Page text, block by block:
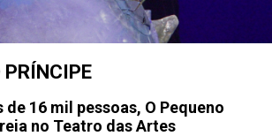
PRÍNCIPE
16 mil pessoas, O Pequeno
no Teatro das Artes